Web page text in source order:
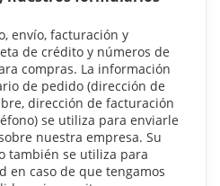
envío, facturación y
de crédito y números de
compras. La información
de pedido (dirección de
dirección de facturación
se utiliza para enviarle
nuestra empresa. Su
también se utiliza para
en caso de que tengamos